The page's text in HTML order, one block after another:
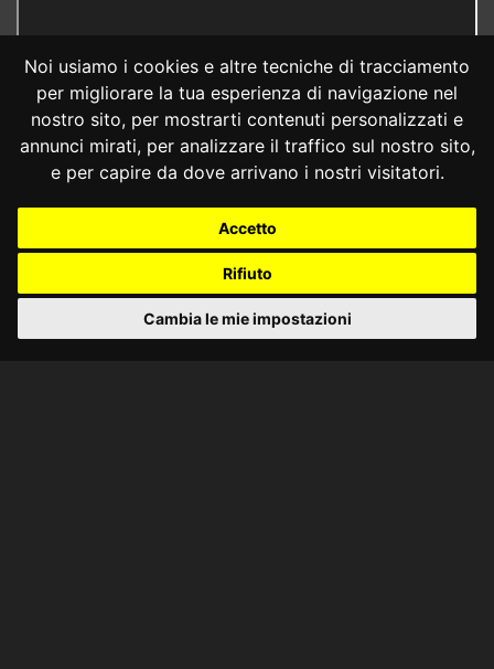
Noi usiamo i cookies e altre tecniche di tracciamento
per migliorare la tua esperienza di navigazione nel
nostro sito, per mostrarti contenuti personalizzati e
annunci mirati, per analizzare il traffico sul nostro sito,
e per capire da dove arrivano i nostri visitatori.
Accetto
Rifiuto
Cambia le mie impostazioni